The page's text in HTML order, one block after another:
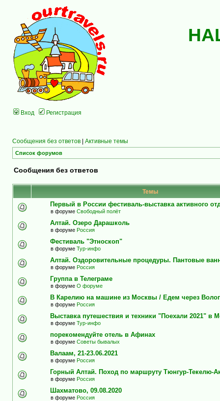
Вход Регистрация
Сообщения без ответов | Активные темы
Список форумов
Сообщения без ответов
Темы
Первый в России фестиваль-выставка активного
в форуме Свободный полёт
Алтай. Озеро Дарашколь
в форуме Россия
Фестиваль "Этноскоп"
в форуме Тур-инфо
Алтай. Оздоровительные процедуры. Пантовые
в форуме Россия
Группа в Телеграме
в форуме О форуме
В Карелию на машине из Москвы / Едем через
в форуме Россия
Выставка путешествия и техники "Поехали 2021" в
в форуме Тур-инфо
порекомендуйте отель в Афинах
в форуме Советы бывалых
Валаам, 21-23.06.2021
в форуме Россия
Горный Алтай. Поход по маршруту Тюнгур-Текелю-
в форуме Россия
Шахматово, 09.08.2020
в форуме Россия